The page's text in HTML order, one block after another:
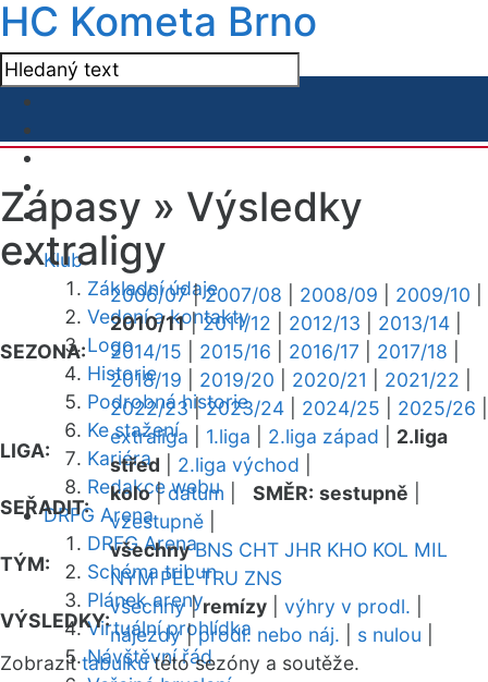
HC Kometa Brno
Klub
Základní údaje
Vedení a kontakty
Logo
Historie
Podrobná historie
Ke stažení
Kariéra
Redakce webu
DRFG Arena
DRFG Arena
Schéma tribun
Plánek areny
Virtuální prohlídka
Návštěvní řád
Zápasy » Výsledky
extraligy
SEZONA:
2006/07|2007/08 2008/09 2009/10
2010/11|2011/12 2012/13 2013/14
2014/15
2015/16 2016/17 2017/18
2018/19
2019/20 2020/21 2021/22
2022/23|2023/24 2024/25 2025/26
LIGA:
extraliga 1.liga 2.liga západ
2.liga
střed
2.liga východ
SEŘADIT:
kolo|datum SMĚR: sestupně
vzestupně
TÝM:
všechny BNS CHT JHR KHO KOL MIL
NYM PEL TRU ZNS
VÝSLEDKY:
všechny|remízy výhry v prodl.
nájezdy|prodl. nebo náj. s nulou
Zobrazittabulkutéto sezóny a soutěže.